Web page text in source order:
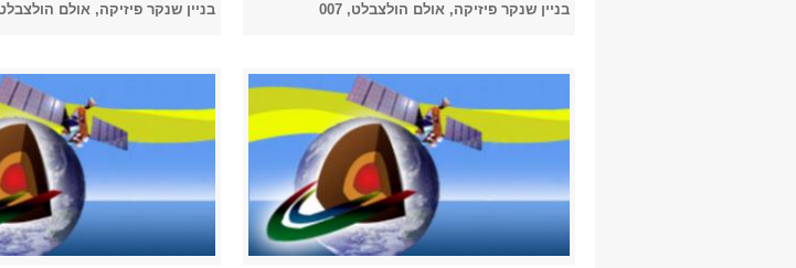
בניין שנקר פיזיקה, אולם הולצבלט, 007 בניין שנקר פיזיקה, אולם הולצבלט,